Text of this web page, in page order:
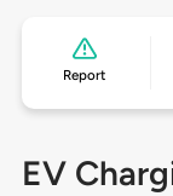
Report
EV